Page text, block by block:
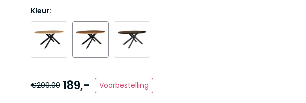
Kleur:
€209,00 189,- Voorbestelling